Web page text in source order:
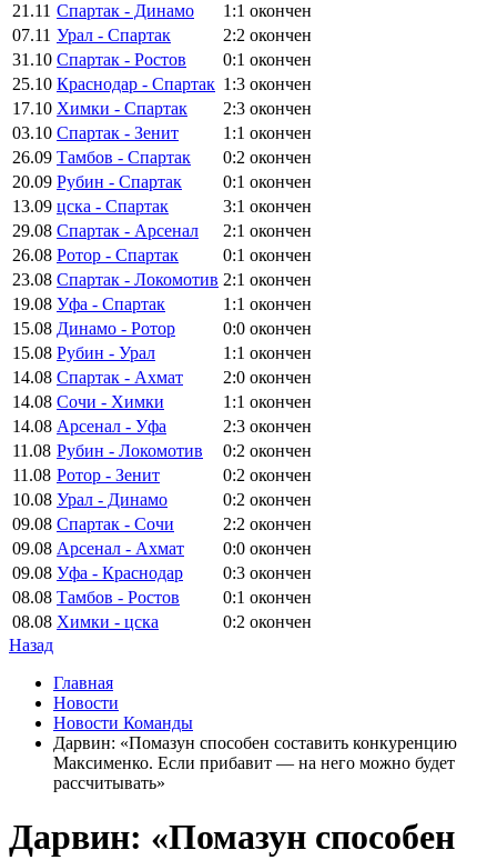
21.11 Спартак - Динамо 1:1 окончен
07.11 Урал - Спартак 2:2 окончен
31.10 Спартак - Ростов 0:1 окончен
25.10 Краснодар - Спартак 1:3 окончен
17.10 Химки - Спартак 2:3 окончен
03.10 Спартак - Зенит 1:1 окончен
26.09 Тамбов - Спартак 0:2 окончен
20.09 Рубин - Спартак 0:1 окончен
13.09 цска - Спартак 3:1 окончен
29.08 Спартак - Арсенал 2:1 окончен
26.08 Ротор - Спартак 0:1 окончен
23.08 Спартак - Локомотив 2:1 окончен
19.08 Уфа - Спартак 1:1 окончен
15.08 Динамо - Ротор 0:0 окончен
15.08 Рубин - Урал 1:1 окончен
14.08 Спартак - Ахмат 2:0 окончен
14.08 Сочи - Химки 1:1 окончен
14.08 Арсенал - Уфа 2:3 окончен
11.08 Рубин - Локомотив 0:2 окончен
11.08 Ротор - Зенит 0:2 окончен
10.08 Урал - Динамо 0:2 окончен
09.08 Спартак - Сочи 2:2 окончен
09.08 Арсенал - Ахмат 0:0 окончен
09.08 Уфа - Краснодар 0:3 окончен
08.08 Тамбов - Ростов 0:1 окончен
08.08 Химки - цска 0:2 окончен
Назад
Главная
Новости
Новости Команды
Дарвин: «Помазун способен составить конкуренцию
Максименко. Если прибавит — на него можно будет
рассчитывать»
Дарвин: «Помазун способен